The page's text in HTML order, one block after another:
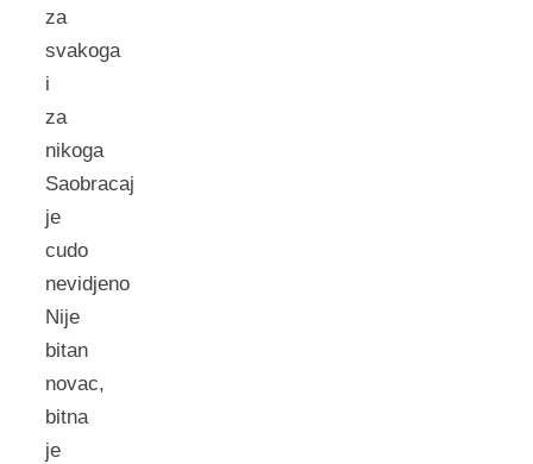
za
svakoga
i
za
nikoga
Saobracaj
je
cudo
nevidjeno
Nije
bitan
novac,
bitna
je